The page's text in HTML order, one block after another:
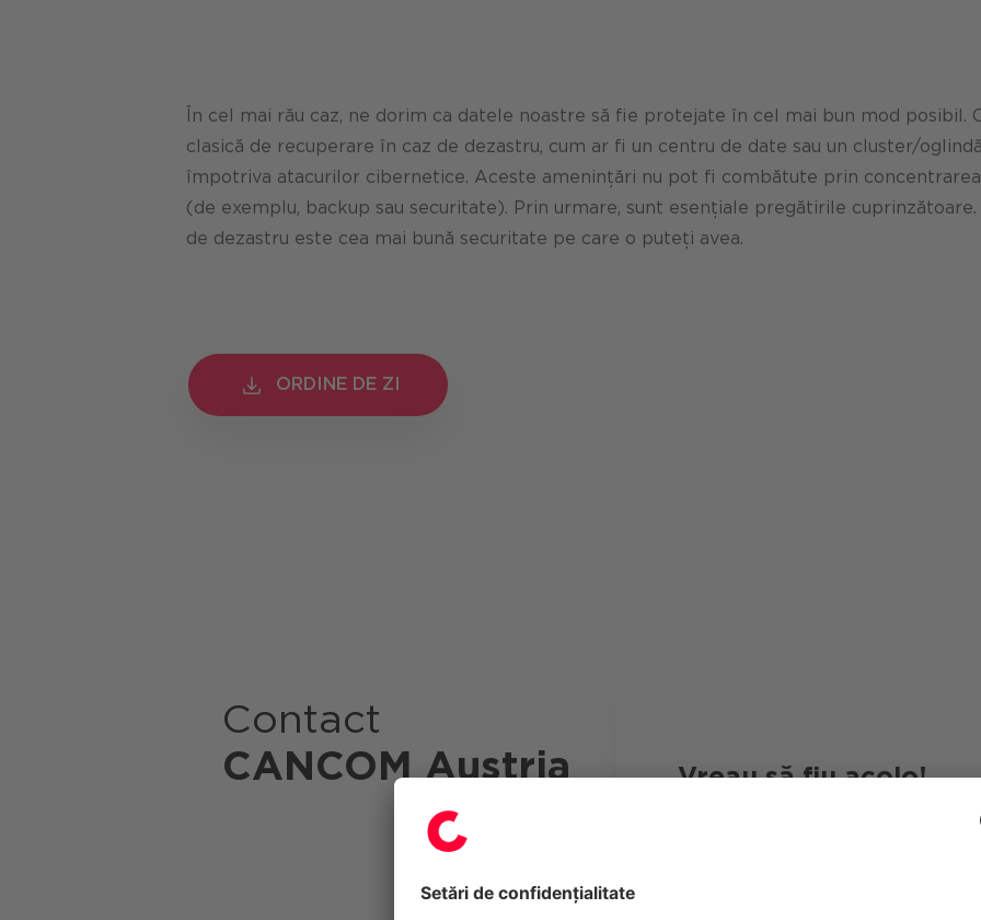
În cel mai rău caz, ne dorim ca datele noastre să fie protejate în cel mai bun mod posibil.
clasică de recuperare în caz de dezastru, cum ar fi un centru de date sau un cluster/
împotriva atacurilor cibernetice. Aceste amenințări nu pot fi combătute prin
(de exemplu, backup sau securitate). Prin urmare, sunt esențiale pregătirile
de dezastru este cea mai bună securitate pe care o puteți avea.
ORDINE DE ZI
ORDINE DE ZI
Contact
CANCOM Austria
Vreau să fiu acolo!